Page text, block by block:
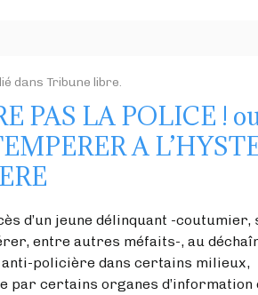
dans Tribune libre.
PAS LA POLICE !
A
d’un jeune délinquant -coutumier,
entre autres méfaits-, au
policière dans certains milieux,
par certains organes d’information